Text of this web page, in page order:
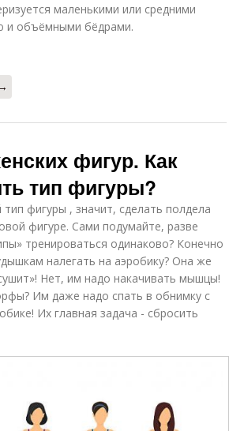
маленькими или средними
и объёмными бёдрами.
фигур. Как
тип фигуры?
фигуры , значит, сделать полдела
фигуре. Сами подумайте, разве
тренироваться одинаково? Конечно
налегать на аэробику? Она же
Нет, им надо накачивать мышцы!
Им даже надо спать в обнимку с
Их главная задача - сбросить